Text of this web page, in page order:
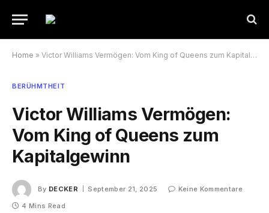
Home » Victor Williams Vermögen: Vom King of Queens zum Kapitalgewinn
BERÜHMTHEIT
Victor Williams Vermögen:
Vom King of Queens zum
Kapitalgewinn
By DECKER September 21, 2025
Keine Kommentare
4 Mins Read